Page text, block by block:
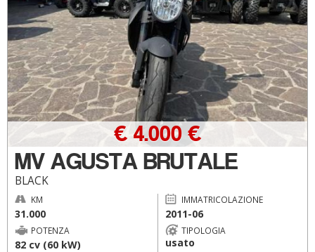
MV AGUSTA BRUTALE
BLACK
€ 4.000 €
KM
31.000
IMMATRICOLAZIONE
2011-06
POTENZA
82 cv (60 kW)
TIPOLOGIA
usato